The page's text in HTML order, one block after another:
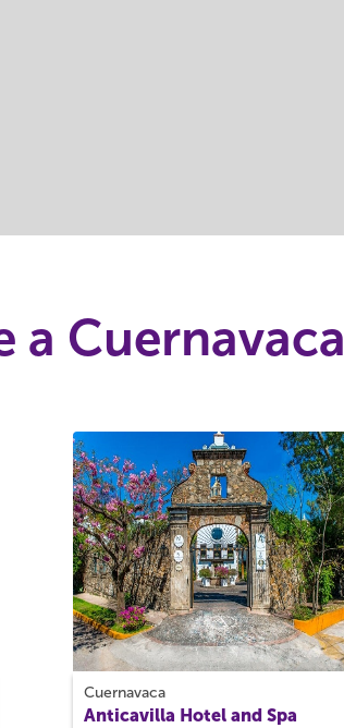
a Cuernavaca
Cuernavaca
Anticavilla Hotel and Spa